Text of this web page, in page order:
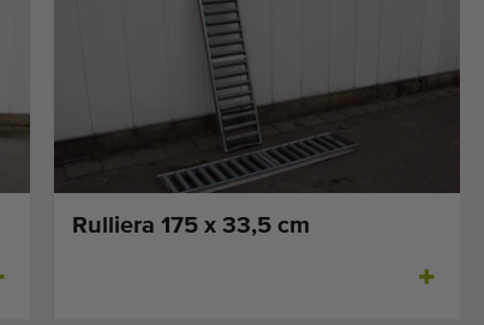
Rulliera 175 x 33,5 cm